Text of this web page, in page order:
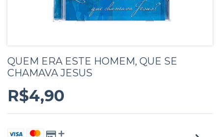
QUEM ERA ESTE HOMEM, QUE SE
CHAMAVA JESUS
R$4,90